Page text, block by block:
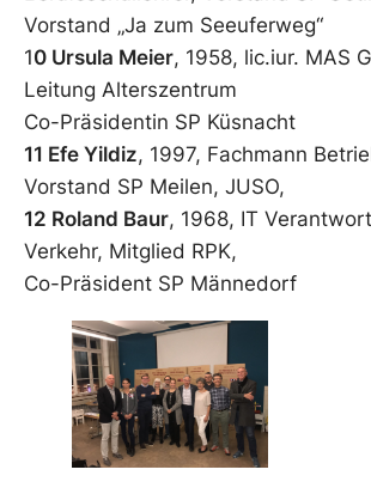
Vorstand „Ja zum Seeuferweg“
10 Ursula Meier, 1958, lic.iur. MAS
Leitung Alterszentrum
Co-Präsidentin SP Küsnacht
11 Efe Yildiz, 1997, Fachmann
Vorstand SP Meilen, JUSO,
12 Roland Baur, 1968, IT
Verkehr, Mitglied RPK,
Co-Präsident SP Männedorf